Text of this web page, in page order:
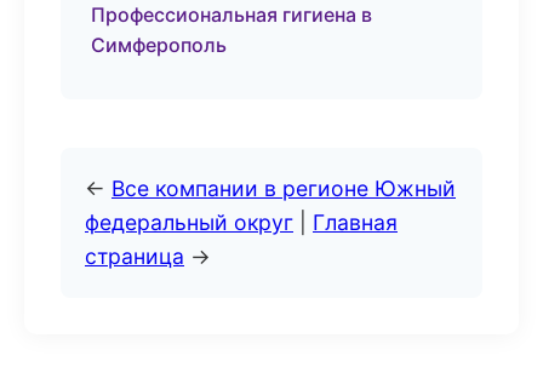
Профессиональная гигиена в
Симферополь
← Все компании в регионе Южный
федеральный округ
Главная
страница →